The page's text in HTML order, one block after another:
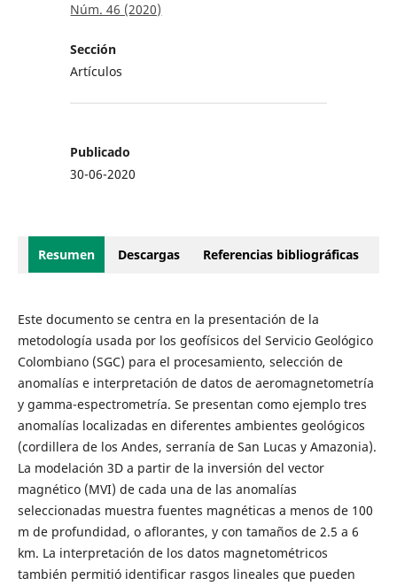
Núm. 46 (2020)
Sección
Artículos
Publicado
30-06-2020
Resumen Descargas Referencias bibliográficas
Este documento se centra en la presentación de la
metodología usada por los geofísicos del Servicio Geológico
Colombiano (SGC) para el procesamiento, selección de
anomalías e interpretación de datos de aeromagnetometría
y gamma-espectrometría. Se presentan como ejemplo tres
anomalías localizadas en diferentes ambientes geológicos
(cordillera de los Andes, serranía de San Lucas y Amazonia).
La modelación 3D a partir de la inversión del vector
magnético (MVI) de cada una de las anomalías
seleccionadas muestra fuentes magnéticas a menos de 100
m de profundidad, o aflorantes, y con tamaños de 2.5 a 6
km. La interpretación de los datos magnetométricos
también permitió identificar rasgos lineales que pueden